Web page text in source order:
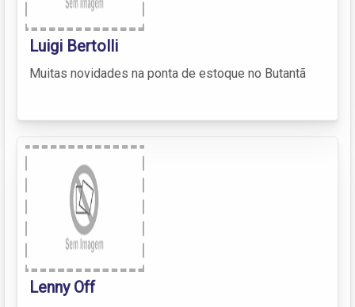
Luigi Bertolli
Muitas novidades na ponta de estoque no Butantã
Lenny Off